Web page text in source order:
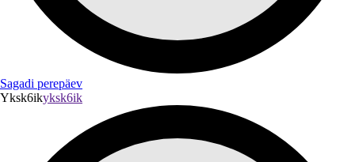
Sagadi perepäev
Yksk6ikyksk6ik